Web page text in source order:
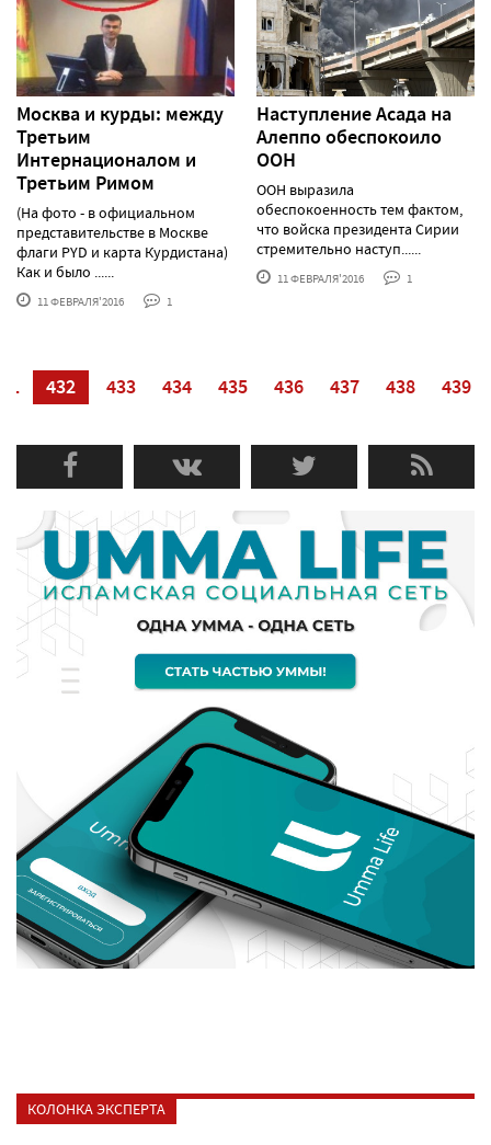
Москва и курды: между
Третьим
Интернационалом и
Третьим Римом
(На фото - в официальном
представительстве в Москве
флаги PYD и карта Курдистана)
Как и было ......
11 ФЕВРАЛЯ'2016 1
Наступление Асада на
Алеппо обеспокоило
ООН
ООН выразила
обеспокоенность тем фактом,
что войска президента Сирии
стремительно наступ......
11 ФЕВРАЛЯ'2016 1
432 433 434 435 436 437 438 439
КОЛОНКА ЭКСПЕРТА